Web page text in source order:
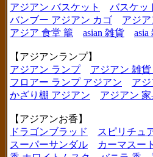
アジアン バスケット
バスケッ
バンブー アジアン カゴ
アジア
アジア 食堂 籠
asian 雑貨 asia
【アジアンランプ】
アジアン ランプ
アジアン 雑
フロアー ランプ アジアン
ア
かざり棚 アジアン
アジアン
【アジアンお香】
ドラゴンブラッド
スピリチュ
スーパーサンダル
カーマスー